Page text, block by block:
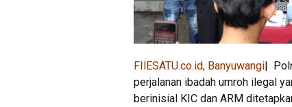
FIlESATU.co.id, Banyuwangi|
perjalanan ibadah umroh ilegal
berinisial KIC dan ARM